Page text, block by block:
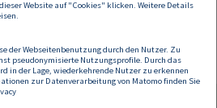
Website auf "Cookies" klicken. Weitere Details
.
der Webseitenbenutzung durch den Nutzer. Zu
pseudonymisierte Nutzungsprofile. Durch das
in der Lage, wiederkehrende Nutzer zu erkennen
zur Datenverarbeitung von Matomo finden Sie